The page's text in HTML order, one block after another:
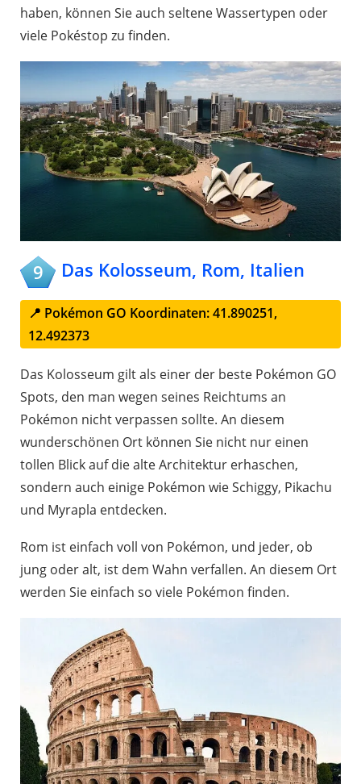
haben, können Sie auch seltene Wassertypen oder
viele Pokéstop zu finden.
9 Das Kolosseum, Rom, Italien
📍 Pokémon GO Koordinaten: 41.890251,
12.492373
Das Kolosseum gilt als einer der beste Pokémon GO
Spots, den man wegen seines Reichtums an
Pokémon nicht verpassen sollte. An diesem
wunderschönen Ort können Sie nicht nur einen
tollen Blick auf die alte Architektur erhaschen,
sondern auch einige Pokémon wie Schiggy, Pikachu
und Myrapla entdecken.
Rom ist einfach voll von Pokémon, und jeder, ob
jung oder alt, ist dem Wahn verfallen. An diesem Ort
werden Sie einfach so viele Pokémon finden.